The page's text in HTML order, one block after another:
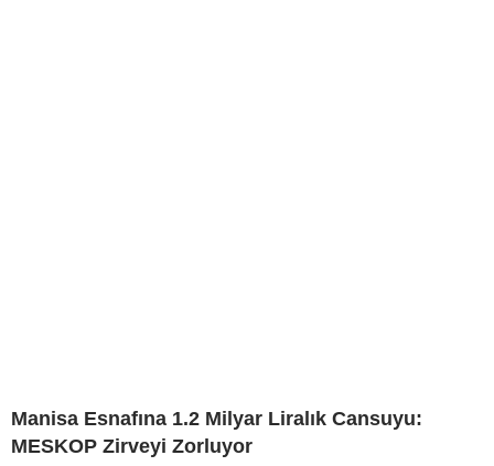
Manisa Esnafına 1.2 Milyar Liralık Cansuyu:
MESKOP Zirveyi Zorluyor